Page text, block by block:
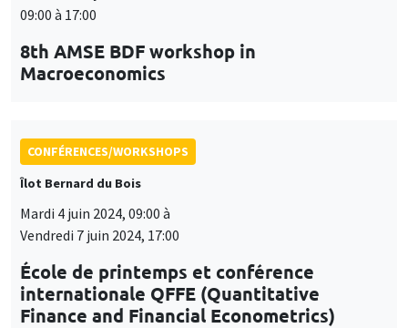
09:00 à 17:00
8th AMSE BDF workshop in
Macroeconomics
CONFÉRENCES/WORKSHOPS
Îlot Bernard du Bois
Mardi 4 juin 2024, 09:00 à
Vendredi 7 juin 2024, 17:00
École de printemps et conférence
internationale QFFE (Quantitative
Finance and Financial Econometrics)